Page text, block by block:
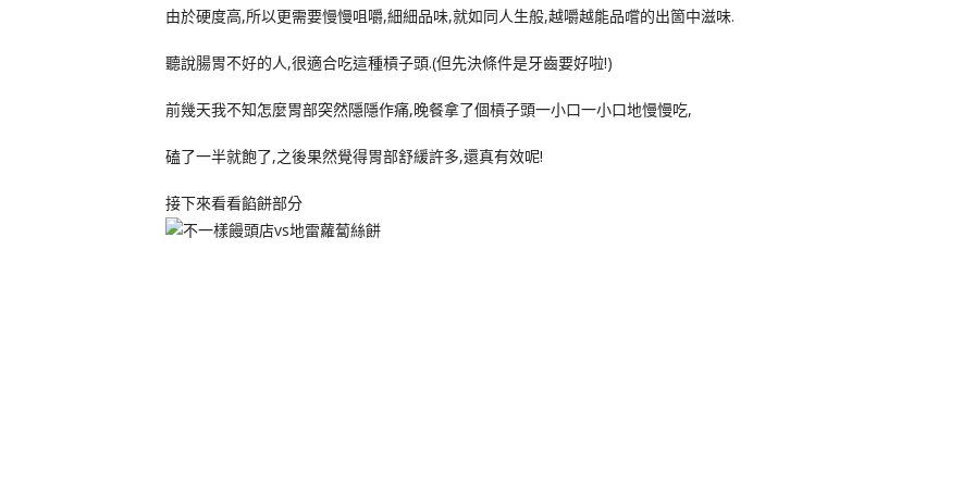
由於硬度高,所以更需要慢慢咀嚼,細細品味,就如同人生般,越嚼越能品嚐的出箇中滋味.
聽說腸胃不好的人,很適合吃這種槓子頭.(但先決條件是牙齒要好啦!)
前幾天我不知怎麼胃部突然隱隱作痛,晚餐拿了個槓子頭一小口一小口地慢慢吃,
磕了一半就飽了,之後果然覺得胃部舒緩許多,還真有效呢!
接下來看看餡餅部分